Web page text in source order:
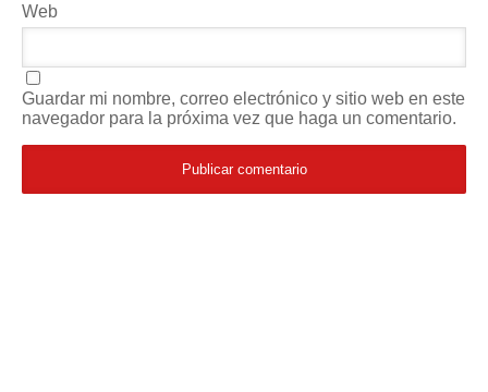
Web
Guardar mi nombre, correo electrónico y sitio web en este
navegador para la próxima vez que haga un comentario.